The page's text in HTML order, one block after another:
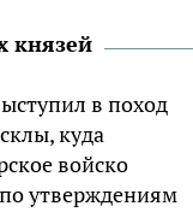
князей
в поход
куда
войско
утверждениям